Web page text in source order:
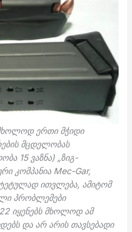
ერთი მჭიდი
მცდელობას
15 ვაზნა) „ზიგ-
კომპანია Mec-Gar,
ითვლება, ამიტომ
პრობლემები
იყენებს მხოლოდ ამ
და არ არის თავსებადი